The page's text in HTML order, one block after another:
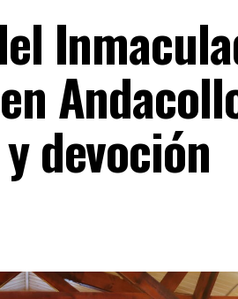
devoción